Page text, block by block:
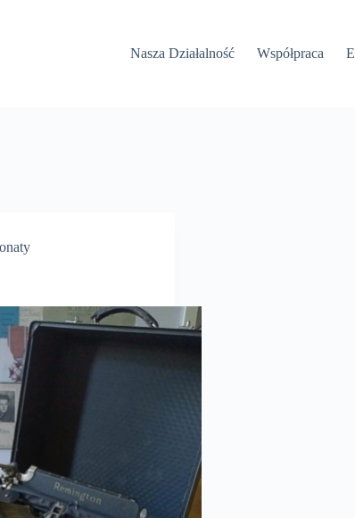
Nasza Działalność
Współpraca